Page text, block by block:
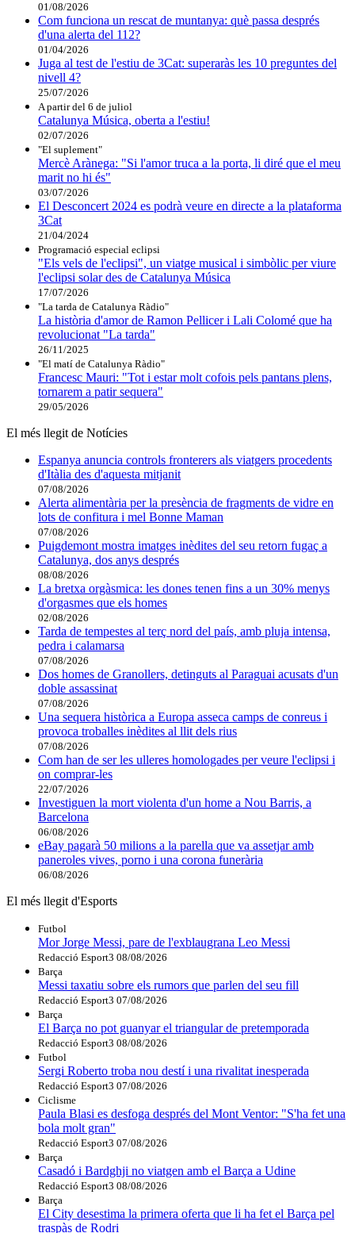
01/08/2026
Com funciona un rescat de muntanya: què passa després
d'una alerta del 112?
01/04/2026
Juga al test de l'estiu de 3Cat: superaràs les 10 preguntes del
nivell 4?
25/07/2026
A partir del 6 de juliol
Catalunya Música, oberta a l'estiu!
02/07/2026
"El suplement"
Mercè Arànega: "Si l'amor truca a la porta, li diré que el meu
marit no hi és"
03/07/2026
El Desconcert 2024 es podrà veure en directe a la plataforma
3Cat
21/04/2024
Programació especial eclipsi
"Els vels de l'eclipsi", un viatge musical i simbòlic per viure
l'eclipsi solar des de Catalunya Música
17/07/2026
"La tarda de Catalunya Ràdio"
La història d'amor de Ramon Pellicer i Lali Colomé que ha
revolucionat "La tarda"
26/11/2025
"El matí de Catalunya Ràdio"
Francesc Mauri: "Tot i estar molt cofois pels pantans plens,
tornarem a patir sequera"
29/05/2026
El més llegit de Notícies
Espanya anuncia controls fronterers als viatgers procedents
d'Itàlia des d'aquesta mitjanit
07/08/2026
Alerta alimentària per la presència de fragments de vidre en
lots de confitura i mel Bonne Maman
07/08/2026
Puigdemont mostra imatges inèdites del seu retorn fugaç a
Catalunya, dos anys després
08/08/2026
La bretxa orgàsmica: les dones tenen fins a un 30% menys
d'orgasmes que els homes
02/08/2026
Tarda de tempestes al terç nord del país, amb pluja intensa,
pedra i calamarsa
07/08/2026
Dos homes de Granollers, detinguts al Paraguai acusats d'un
doble assassinat
07/08/2026
Una sequera històrica a Europa asseca camps de conreus i
provoca troballes inèdites al llit dels rius
07/08/2026
Com han de ser les ulleres homologades per veure l'eclipsi i
on comprar-les
22/07/2026
Investiguen la mort violenta d'un home a Nou Barris, a
Barcelona
06/08/2026
eBay pagarà 50 milions a la parella que va assetjar amb
paneroles vives, porno i una corona funerària
06/08/2026
El més llegit d'Esports
Futbol
Mor Jorge Messi, pare de l'exblaugrana Leo Messi
Redacció Esport3 08/08/2026
Barça
Messi taxatiu sobre els rumors que parlen del seu fill
Redacció Esport3 07/08/2026
Barça
El Barça no pot guanyar el triangular de pretemporada
Redacció Esport3 08/08/2026
Futbol
Sergi Roberto troba nou destí i una rivalitat inesperada
Redacció Esport3 07/08/2026
Ciclisme
Paula Blasi es desfoga després del Mont Ventor: "S'ha fet una
bola molt gran"
Redacció Esport3 07/08/2026
Barça
Casadó i Bardghji no viatgen amb el Barça a Udine
Redacció Esport3 08/08/2026
Barça
El City desestima la primera oferta que li ha fet el Barça pel
traspàs de Rodri